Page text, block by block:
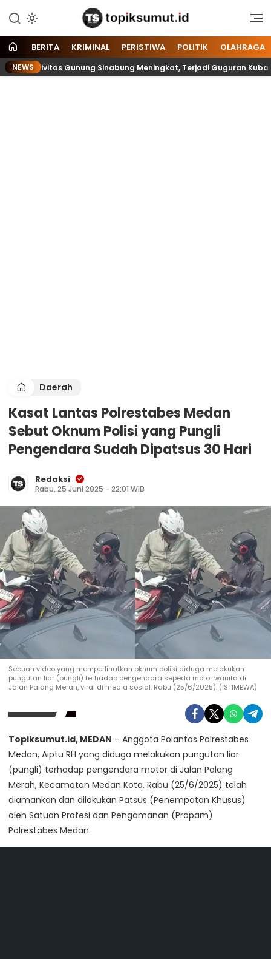
Topik Sumut
Memberitakan Seputar
dan Nasional
BERITA KRIMINAL PERISTIWA POLITIK OLAHRAGA
NEWSGunung Sinabung Meningkat, Terjadi Guguran Kubah Lava
Daerah
Kasat Lantas Polrestabes Medan
Sebut Oknum Polisi yang Pungli
Pengendara Sudah Dipatsus 30 Hari
Redaksi
Rabu, 25 Juni 2025 - 22:01 WIB
Sebuah video yang memperlihatkan oknum polisi diduga melakukan
pungutan liar (pungli) terhadap pengendara sepeda motor wanita di
Jalan Palang Merah, viral di media sosial. Rabu (25/6/2025). (ISTIMEWA)
Topiksumut.id, MEDAN – Anggota Polantas Polrestabes
Medan, Aiptu RH yang diduga melakukan pungutan liar
(pungli) terhadap pengendara motor di Jalan Palang
Merah, Kecamatan Medan Kota, Rabu (25/6/2025) telah
diamankan dan dilakukan Patsus (Penempatan Khusus)
oleh Satuan Profesi dan Pengamanan (Propam)
Polrestabes Medan.